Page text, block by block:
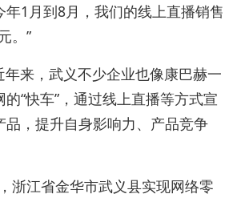
年1月到8月，我们的线上直播销售
。”
年来，武义不少企业也像康巴赫一
“快车”，通过线上直播等方式宣
品，提升自身影响力、产品竞争
浙江省金华市武义县实现网络零